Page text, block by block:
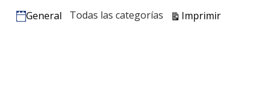
Categorías
General Todas las categorías ImprimirVistas